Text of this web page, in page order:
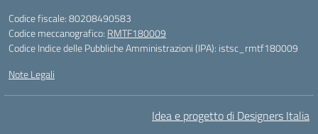
Codice fiscale: 80208490583
Codice meccanografico: RMTF180009
Codice Indice delle Pubbliche Amministrazioni (IPA): istsc_rmtf180009
Note Legali
Idea e progetto di Designers Italia